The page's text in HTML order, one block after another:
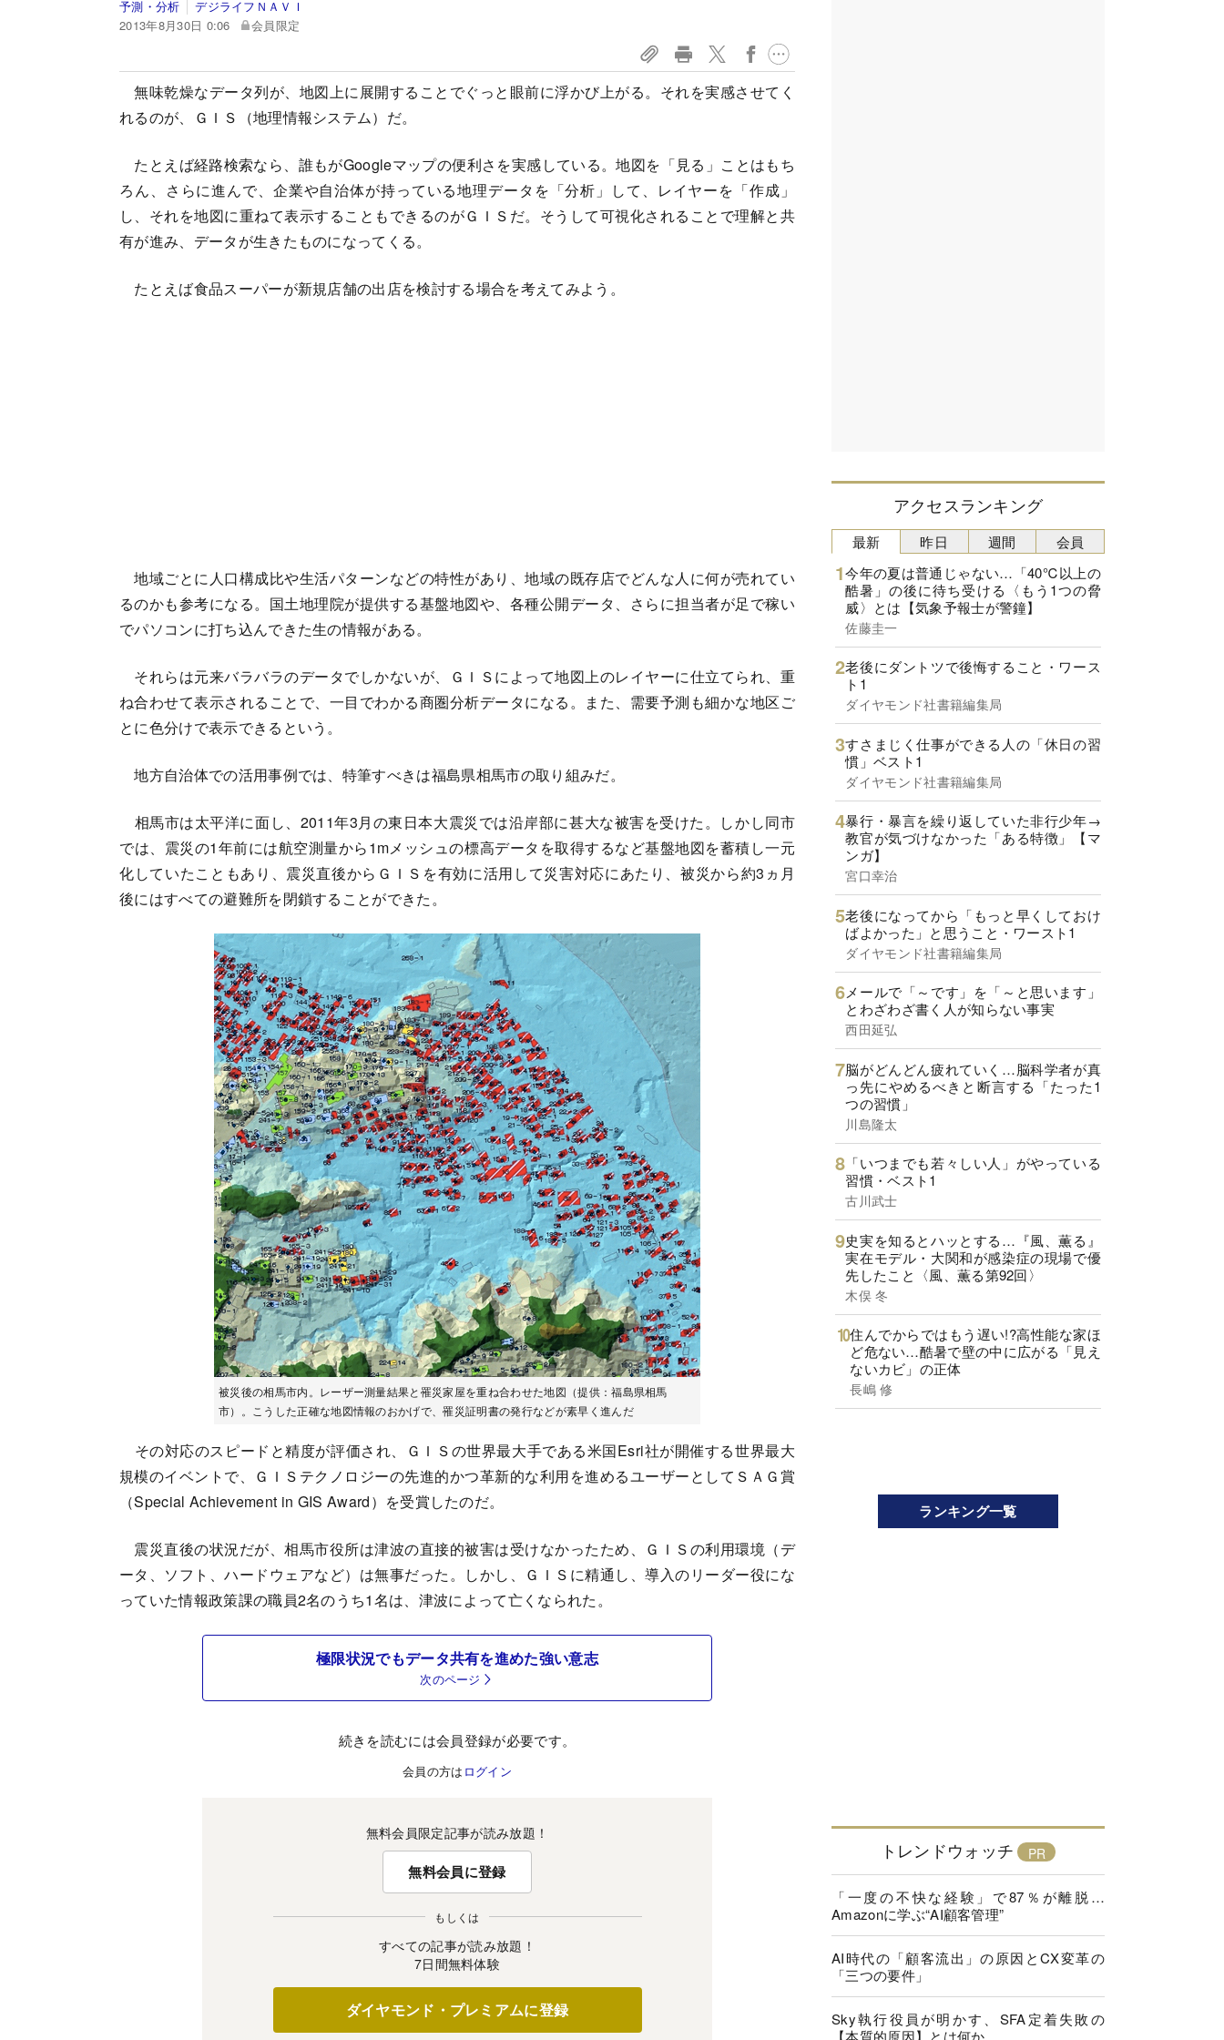
予測・分析
デジライフＮＡＶＩ
2013年8月30日 0:06
会員限定
無味乾燥なデータ列が、地図上に展開することでぐっと眼前に浮かび上がる。それを実感させてく
れるのが、ＧＩＳ（地理情報システム）だ。
たとえば経路検索なら、誰もがGoogleマップの便利さを実感している。地図を「見る」ことはもち
ろん、さらに進んで、企業や自治体が持っている地理データを「分析」して、レイヤーを「作成」
し、それを地図に重ねて表示することもできるのがＧＩＳだ。そうして可視化されることで理解と共
有が進み、データが生きたものになってくる。
たとえば食品スーパーが新規店舗の出店を検討する場合を考えてみよう。
地域ごとに人口構成比や生活パターンなどの特性があり、地域の既存店でどんな人に何が売れてい
るのかも参考になる。国土地理院が提供する基盤地図や、各種公開データ、さらに担当者が足で稼い
でパソコンに打ち込んできた生の情報がある。
それらは元来バラバラのデータでしかないが、ＧＩＳによって地図上のレイヤーに仕立てられ、重
ね合わせて表示されることで、一目でわかる商圏分析データになる。また、需要予測も細かな地区ご
とに色分けで表示できるという。
地方自治体での活用事例では、特筆すべきは福島県相馬市の取り組みだ。
相馬市は太平洋に面し、2011年3月の東日本大震災では沿岸部に甚大な被害を受けた。しかし同市
では、震災の1年前には航空測量から1mメッシュの標高データを取得するなど基盤地図を蓄積し一元
化していたこともあり、震災直後からＧＩＳを有効に活用して災害対応にあたり、被災から約3ヵ月
後にはすべての避難所を閉鎖することができた。
被災後の相馬市内。レーザー測量結果と罹災家屋を重ね合わせた地図（提供：福島県相馬
市）。こうした正確な地図情報のおかげで、罹災証明書の発行などが素早く進んだ
その対応のスピードと精度が評価され、ＧＩＳの世界最大手である米国Esri社が開催する世界最大
規模のイベントで、ＧＩＳテクノロジーの先進的かつ革新的な利用を進めるユーザーとしてＳＡＧ賞
（Special Achievement in GIS Award）を受賞したのだ。
震災直後の状況だが、相馬市役所は津波の直接的被害は受けなかったため、ＧＩＳの利用環境（デ
ータ、ソフト、ハードウェアなど）は無事だった。しかし、ＧＩＳに精通し、導入のリーダー役にな
っていた情報政策課の職員2名のうち1名は、津波によって亡くなられた。
極限状況でもデータ共有を進めた強い意志
次のページ
続きを読むには会員登録が必要です。
会員の方は ログイン
無料会員限定記事が読み放題！
無料会員に登録
もしくは
すべての記事が読み放題！
7日間無料体験
ダイヤモンド・プレミアムに登録
アクセスランキング
最新
今年の夏は普通じゃない…「40℃以上の
酷暑」の後に待ち受ける〈もう1つの脅
威〉とは【気象予報士が警鐘】
佐藤圭一
老後にダントツで後悔すること・ワース
ト1
ダイヤモンド社書籍編集局
すさまじく仕事ができる人の「休日の習
慣」ベスト1
ダイヤモンド社書籍編集局
暴行・暴言を繰り返していた非行少年→
教官が気づけなかった「ある特徴」【マ
ンガ】
宮口幸治
老後になってから「もっと早くしておけ
ばよかった」と思うこと・ワースト1
ダイヤモンド社書籍編集局
メールで「～です」を「～と思います」
とわざわざ書く人が知らない事実
西田延弘
脳がどんどん疲れていく…脳科学者が真
っ先にやめるべきと断言する「たった1
つの習慣」
川島隆太
「いつまでも若々しい人」がやっている
習慣・ベスト1
古川武士
史実を知るとハッとする…『風、薫る』
実在モデル・大関和が感染症の現場で優
先したこと〈風、薫る第92回〉
木俣 冬
住んでからではもう遅い!?高性能な家ほ
ど危ない…酷暑で壁の中に広がる「見え
ないカビ」の正体
長嶋 修
昨日 週間 会員
ランキング一覧
トレンドウォッチ
「一度の不快な経験」で87％が離脱…
Amazonに学ぶ“AI顧客管理”
AI時代の「顧客流出」の原因とCX変革の
「三つの要件」
Sky執行役員が明かす、SFA定着失敗の
【本質的原因】とは何か